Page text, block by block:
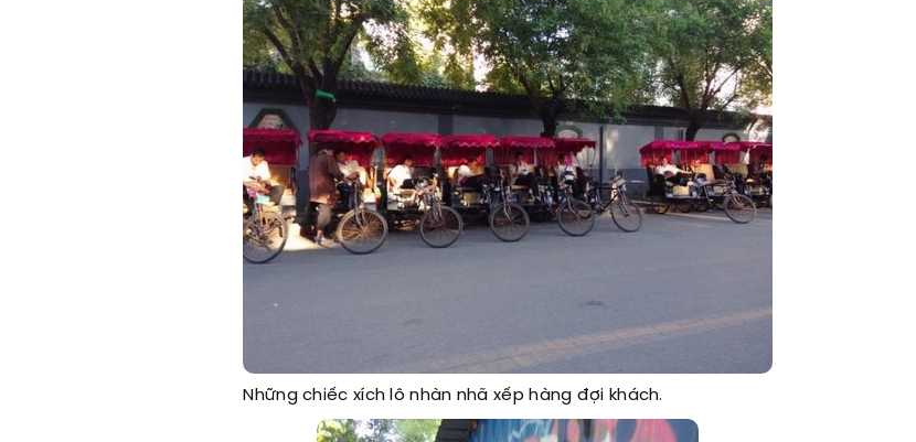
Những chiếc xích lô nhàn nhã xếp hàng đợi khách.